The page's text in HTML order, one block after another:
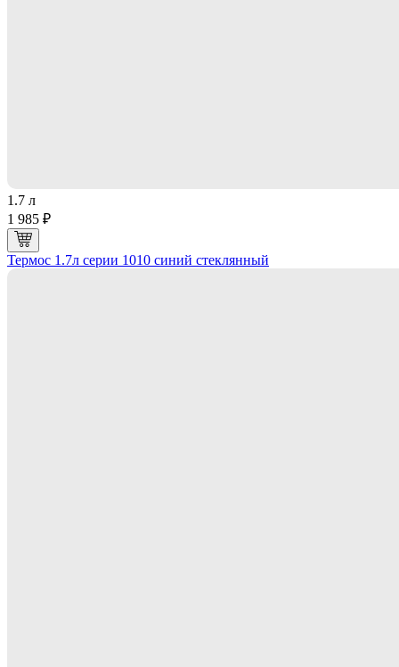
1.7 л
1 985 ₽
Термос 1.7л серии 1010 синий стеклянный